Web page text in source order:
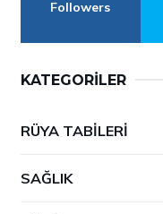
Followers
KATEGORILER
RÜYA TABILERI
SAĞLIK